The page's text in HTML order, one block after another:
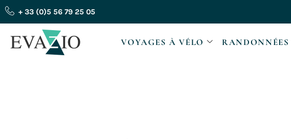
Aller
au
contenu
+ 33 (0)5 56 79 25 05
VOYAGES À VÉLO RANDONNÉES